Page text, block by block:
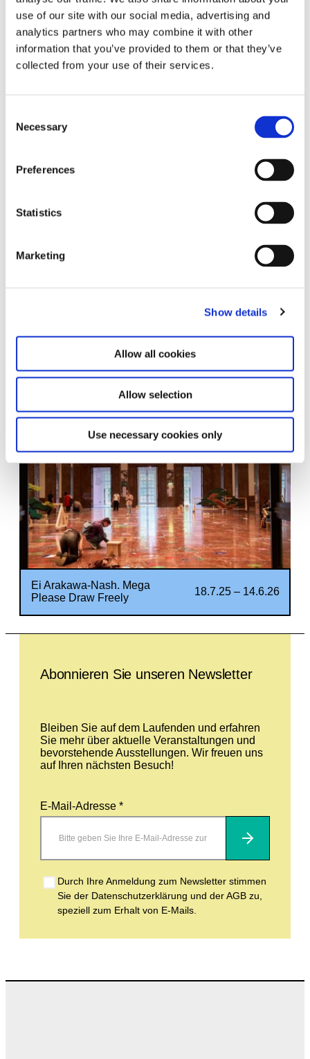
use of our site with our social media, advertising and
analytics partners who may combine it with other
information that you’ve provided to them or that they’ve
collected from your use of their services.
Selection
Necessary
Preferences
Statistics
Marketing
Show details
Allow all cookies
Allow selection
Use necessary cookies only
KOO JEONG A. HAUS DER
18.7.25 – 31.5.26
Archives in Residence: KEKS 18.7.25 – 31.5.26
Ei Arakawa-Nash. Mega
Please Draw Freely
18.7.25 – 14.6.26
Abonnieren Sie unseren Newsletter
Bleiben Sie auf dem Laufenden und erfahren
Sie mehr über aktuelle Veranstaltungen und
bevorstehende Ausstellungen. Wir freuen uns
auf Ihren nächsten Besuch!
E-Mail-Adresse *
Abonnieren
Durch Ihre Anmeldung zum Newsletter stimmen
Sie der Datenschutzerklärung und der AGB zu,
speziell zum Erhalt von E-Mails.